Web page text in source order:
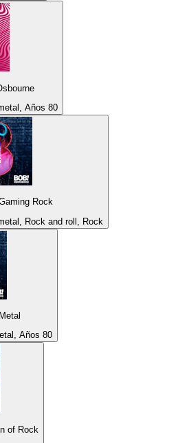
Años 80
Rock
Rock and roll, Rock
Años 80
of Rock